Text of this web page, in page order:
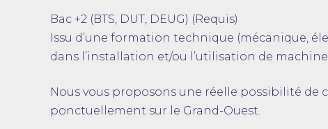
Bac +2 (BTS, DUT, DEUG) (Requis)
Issu d’une formation technique (mécanique,
dans l’installation et/ou l’utilisation de
Nous vous proposons une réelle possibilité
ponctuellement sur le Grand-Ouest.